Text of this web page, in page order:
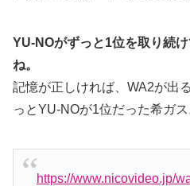
YU-NOがずっと1位を取り続
ね。
記憶が正しければ、WA2が出
っとYU-NOが1位だった希ガス
https://www.nicovideo.jp/